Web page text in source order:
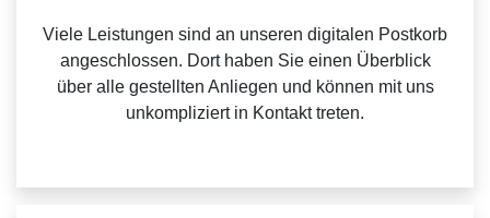
Viele Leistungen sind an unseren digitalen Postkorb
angeschlossen. Dort haben Sie einen Überblick
über alle gestellten Anliegen und können mit uns
unkompliziert in Kontakt treten.